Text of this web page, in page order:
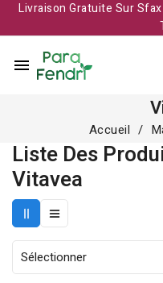
Livraison Gratuite Sur
menu
Accueil
Liste Des
Vitavea
Sélectionner